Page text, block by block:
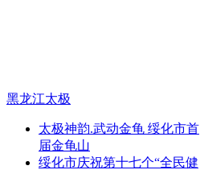
黑龙江太极
太极神韵.武动金龟 绥化市首
届金龟山
绥化市庆祝第十七个“全民健